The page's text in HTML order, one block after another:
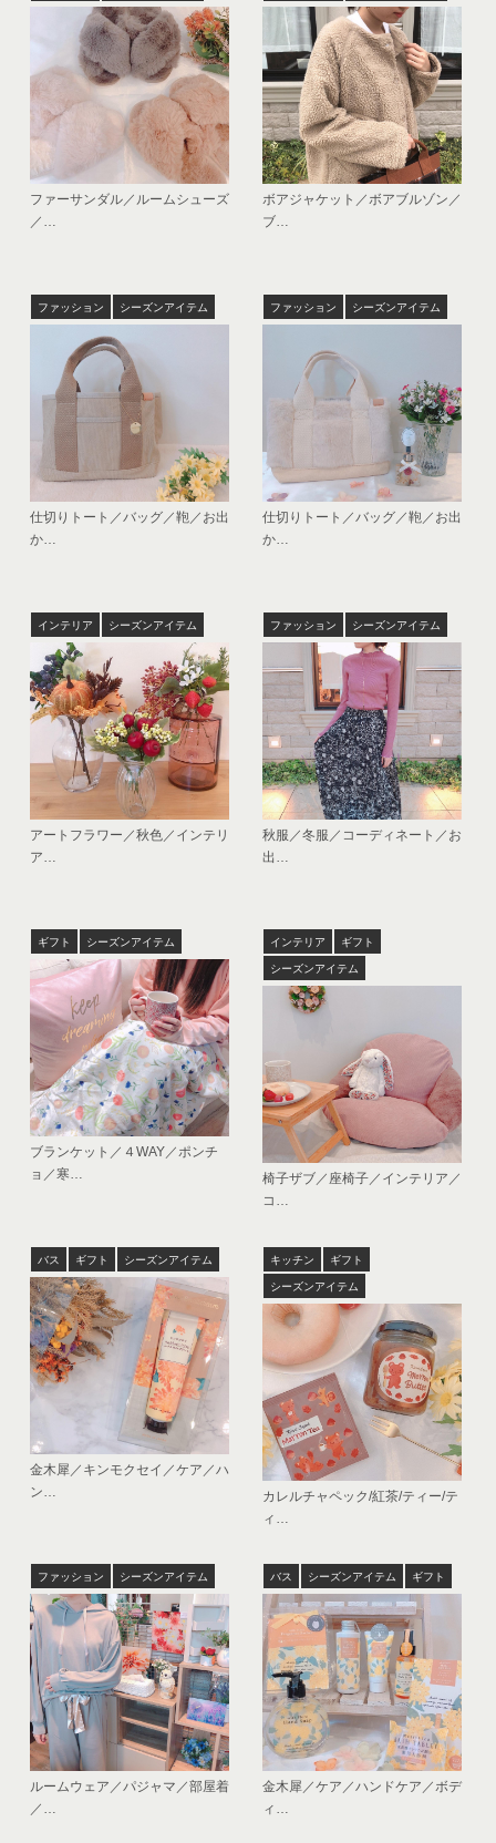
ファーサンダル／ルームシューズ
／…
ボアジャケット／ボアブルゾン／
ブ…
ファッション シーズンアイテム
仕切りトート／バッグ／鞄／お出
か…
ファッション シーズンアイテム
仕切りトート／バッグ／鞄／お出
か…
インテリア シーズンアイテム
アートフラワー／秋色／インテリ
ア…
ファッション シーズンアイテム
秋服／冬服／コーディネート／お
出…
ギフト シーズンアイテム
ブランケット／４WAY／ポンチ
ョ／寒…
インテリア ギフト
シーズンアイテム
椅子ザブ／座椅子／インテリア／
コ…
バス ギフト シーズンアイテム
金木犀／キンモクセイ／ケア／ハ
ン…
キッチン ギフト
シーズンアイテム
カレルチャペック/紅茶/ティー/テ
ィ…
ファッション シーズンアイテム
ルームウェア／パジャマ／部屋着
／…
バス シーズンアイテム ギフト
金木犀／ケア／ハンドケア／ボデ
ィ…